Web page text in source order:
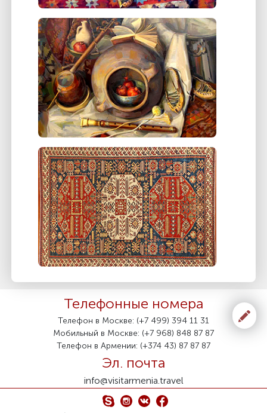
Телефонные номера
Телефон в Москве: (+7 499) 394 11 31
Мобильный в Москве: (+7 968) 848 87 87
Телефон в Армении: (+374 43) 87 87 87
Эл. почта
info@visitarmenia.travel